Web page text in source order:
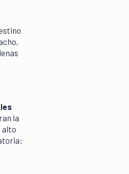
la
alto